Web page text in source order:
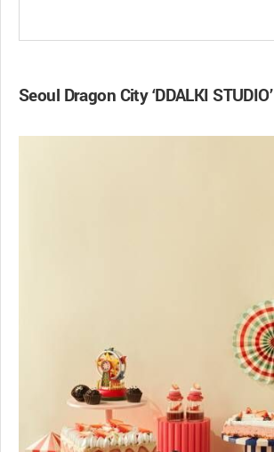
Seoul Dragon City ‘DDALKI STUDIO’